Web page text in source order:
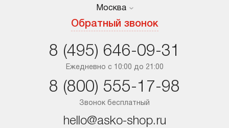
Москва
Обратный звонок
Москва
Ростов-на-Дону
Ежедневно с 10:00 до 21:00
8 (495) 646-09-31
Звонок бесплатный
8 (800) 555-17-98
hello@asko-shop.ru